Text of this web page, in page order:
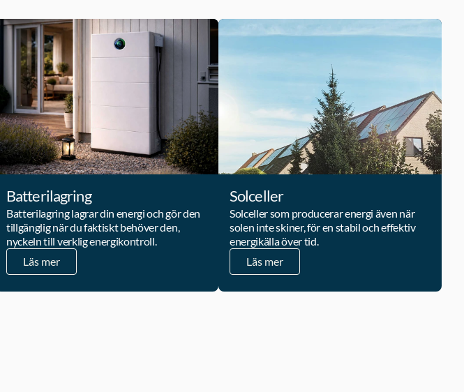
Batterilagring
Batterilagring lagrar din energi och gör den
tillgänglig när du faktiskt behöver den,
nyckeln till verklig energikontroll.
Läs mer
Solceller
Solceller som producerar energi även när
solen inte skiner, för en stabil och effektiv
energikälla över tid.
Läs mer